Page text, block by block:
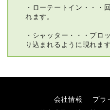
・ローテートイン・・・
れます。
・シャッター・・・ブロ
り込まれるように現れます
会社情報
プラ